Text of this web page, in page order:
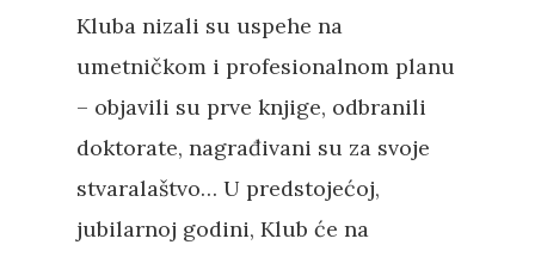
Kluba nizali su uspehe na
umetničkom i profesionalnom planu
– objavili su prve knjige, odbranili
doktorate, nagrađivani su za svoje
stvaralaštvo… U predstojećoj,
jubilarnoj godini, Klub će na